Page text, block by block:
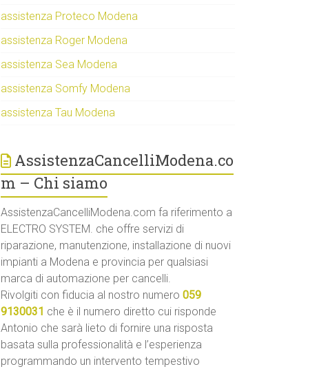
assistenza Proteco Modena
assistenza Roger Modena
assistenza Sea Modena
assistenza Somfy Modena
assistenza Tau Modena
AssistenzaCancelliModena.co
m – Chi siamo
AssistenzaCancelliModena.com fa riferimento a
ELECTRO SYSTEM. che offre servizi di
riparazione, manutenzione, installazione di nuovi
impianti a Modena e provincia per qualsiasi
marca di automazione per cancelli.
Rivolgiti con fiducia al nostro numero059
9130031 che è il numero diretto cui risponde
Antonio che sarà lieto di fornire una risposta
basata sulla professionalità e l’esperienza
programmando un intervento tempestivo